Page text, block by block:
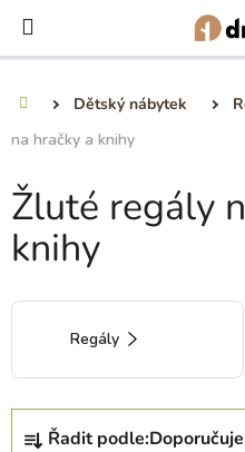
obsah
Dětský nábytek
na hračky a knihy
Žluté regály
knihy
Regály
Ř
Řadit podle: